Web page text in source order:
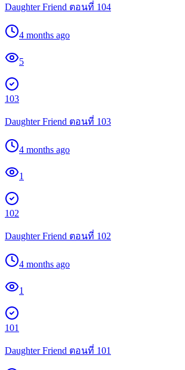
Daughter Friend ตอนที่ 104
4 months ago
5
103
Daughter Friend ตอนที่ 103
4 months ago
1
102
Daughter Friend ตอนที่ 102
4 months ago
1
101
Daughter Friend ตอนที่ 101